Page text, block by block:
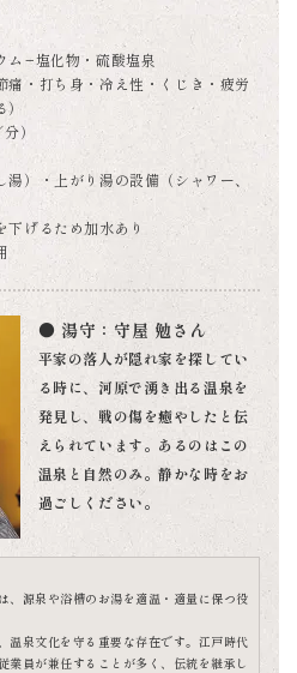
ム−塩化物・硫酸塩泉
痛・打ち身・冷え性・くじき・疲労
）
）・上がり湯の設備（シャワー、
げるため加水あり
● 湯守：守屋 勉さん
平家の落人が隠れ家を探してい
る時に、河原で湧き出る温泉を
発見し、戦の傷を癒やしたと伝
えられています。あるのはこの
温泉と自然のみ。静かな時をお
過ごしください。
、源泉や浴槽のお湯を適温・適量に保つ役
温泉文化を守る重要な存在です。江戸時代
業員が兼任することが多く、伝統を継承し